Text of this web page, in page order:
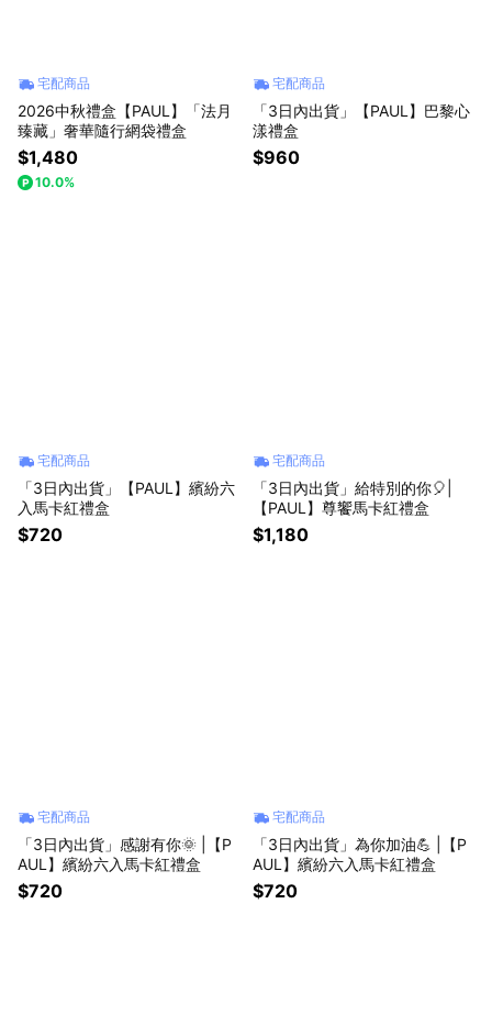
宅配商品
2026中秋禮盒【PAUL】「法月
臻藏」奢華隨行網袋禮盒
$1,480
10.0%
宅配商品
「3日內出貨」【PAUL】巴黎心
漾禮盒
$960
宅配商品
「3日內出貨」【PAUL】繽紛六
入馬卡紅禮盒
$720
宅配商品
「3日內出貨」給特別的你🎈|
【PAUL】尊饗馬卡紅禮盒
$1,180
宅配商品
「3日內出貨」感謝有你🌞 |【P
AUL】繽紛六入馬卡紅禮盒
$720
宅配商品
「3日內出貨」為你加油💪 |【P
AUL】繽紛六入馬卡紅禮盒
$720